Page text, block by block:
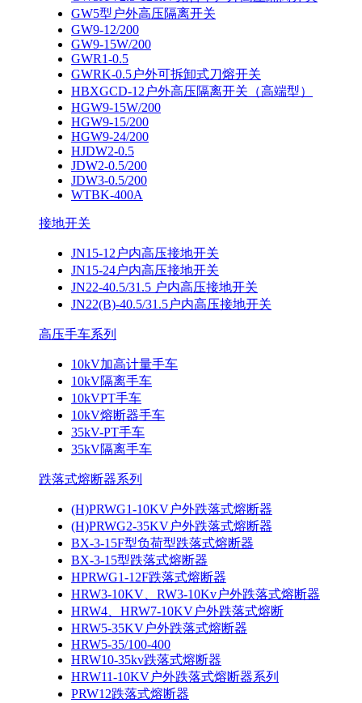
GW5型户外高压隔离开关
GW9-12/200
GW9-15W/200
GWR1-0.5
GWRK-0.5户外可拆卸式刀熔开关
HBXGCD-12户外高压隔离开关（高端型）
HGW9-15W/200
HGW9-15/200
HGW9-24/200
HJDW2-0.5
JDW2-0.5/200
JDW3-0.5/200
WTBK-400A
接地开关
JN15-12户内高压接地开关
JN15-24户内高压接地开关
JN22-40.5/31.5 户内高压接地开关
JN22(B)-40.5/31.5户内高压接地开关
高压手车系列
10kV加高计量手车
10kV隔离手车
10kVPT手车
10kV熔断器手车
35kV-PT手车
35kV隔离手车
跌落式熔断器系列
(H)PRWG1-10KV户外跌落式熔断器
(H)PRWG2-35KV户外跌落式熔断器
BX-3-15F型负荷型跌落式熔断器
BX-3-15型跌落式熔断器
HPRWG1-12F跌落式熔断器
HRW3-10KV、RW3-10Kv户外跌落式熔断器
HRW4、HRW7-10KV户外跌落式熔断
HRW5-35KV户外跌落式熔断器
HRW5-35/100-400
HRW10-35kv跌落式熔断器
HRW11-10KV户外跌落式熔断器系列
PRW12跌落式熔断器